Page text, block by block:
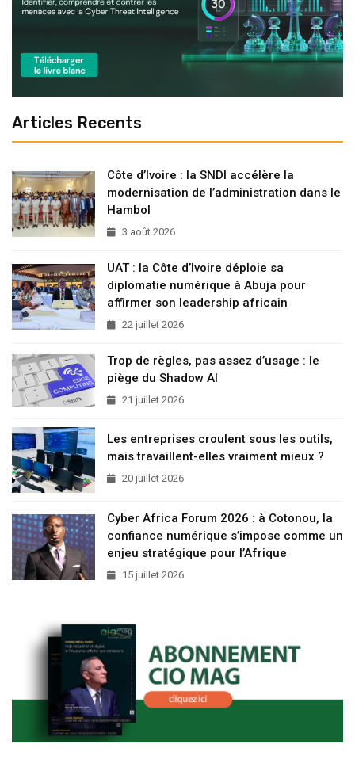
Articles Recents
Côte d’Ivoire : la SNDI accélère la
modernisation de l’administration dans le
Hambol
3 août 2026
UAT : la Côte d’Ivoire déploie sa
diplomatie numérique à Abuja pour
affirmer son leadership africain
22 juillet 2026
Trop de règles, pas assez d’usage : le
piège du Shadow AI
21 juillet 2026
Les entreprises croulent sous les outils,
mais travaillent-elles vraiment mieux ?
20 juillet 2026
Cyber Africa Forum 2026 : à Cotonou, la
confiance numérique s’impose comme un
enjeu stratégique pour l’Afrique
15 juillet 2026